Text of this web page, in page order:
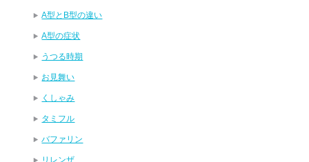
A型とB型の違い
A型の症状
うつる時期
お見舞い
くしゃみ
タミフル
バファリン
リレンザ